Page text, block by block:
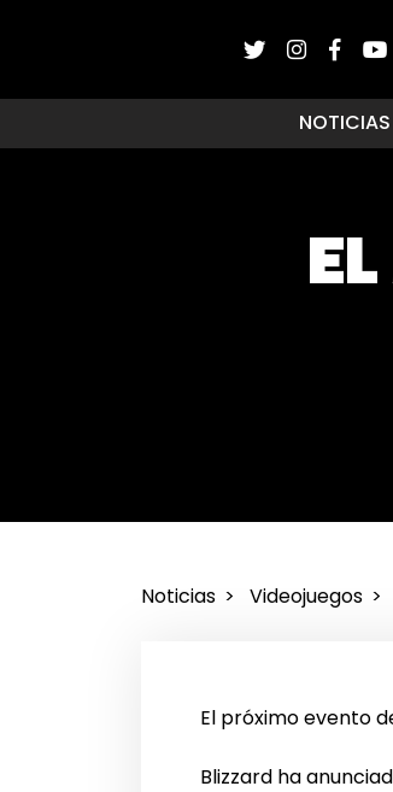
NOTICIAS
Noticias Videojuegos
El próximo evento
Blizzard ha